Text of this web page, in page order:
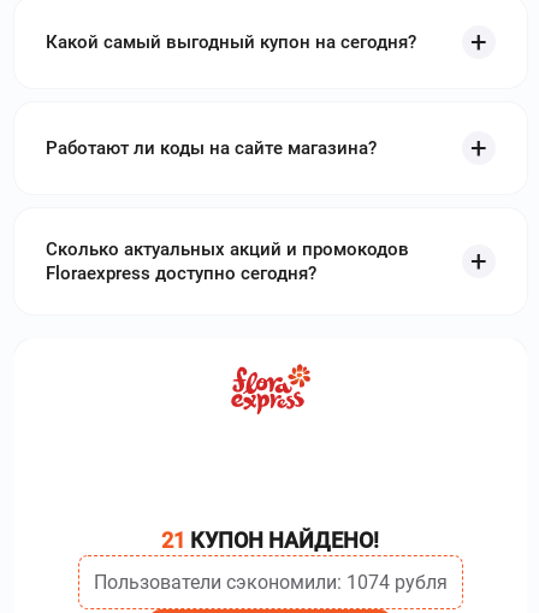
Какой самый выгодный купон на сегодня?
Работают ли коды на сайте магазина?
Сколько актуальных акций и промокодов
Floraexpress доступно сегодня?
21 КУПОН НАЙДЕНО!
Пользователи сэкономили: 1074 рубля